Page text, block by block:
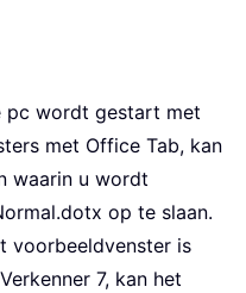
pc wordt gestart met
met Office Tab, kan
waarin u wordt
op te slaan.
voorbeeldvenster is
7, kan het